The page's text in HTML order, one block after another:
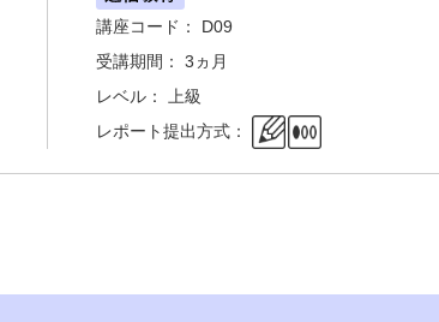
講座コード： D09
受講期間： 3ヵ月
レベル： 上級
レポート提出方式：